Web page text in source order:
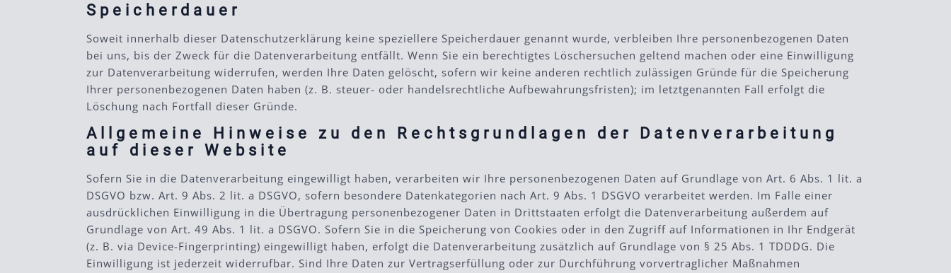
Speicherdauer
Soweit innerhalb dieser Datenschutzerklärung keine speziellere Speicherdauer genannt wurde, verbleiben Ihre personenbezogenen Daten
bei uns, bis der Zweck für die Datenverarbeitung entfällt. Wenn Sie ein berechtigtes Löschersuchen geltend machen oder eine Einwilligung
zur Datenverarbeitung widerrufen, werden Ihre Daten gelöscht, sofern wir keine anderen rechtlich zulässigen Gründe für die Speicherung
Ihrer personenbezogenen Daten haben (z. B. steuer- oder handelsrechtliche Aufbewahrungsfristen); im letztgenannten Fall erfolgt die
Löschung nach Fortfall dieser Gründe.
Allgemeine Hinweise zu den Rechtsgrundlagen der Datenverarbeitung
auf dieser Website
Sofern Sie in die Datenverarbeitung eingewilligt haben, verarbeiten wir Ihre personenbezogenen Daten auf Grundlage von Art. 6 Abs. 1 lit. a
DSGVO bzw. Art. 9 Abs. 2 lit. a DSGVO, sofern besondere Datenkategorien nach Art. 9 Abs. 1 DSGVO verarbeitet werden. Im Falle einer
ausdrücklichen Einwilligung in die Übertragung personenbezogener Daten in Drittstaaten erfolgt die Datenverarbeitung außerdem auf
Grundlage von Art. 49 Abs. 1 lit. a DSGVO. Sofern Sie in die Speicherung von Cookies oder in den Zugriff auf Informationen in Ihr Endgerät
(z. B. via Device-Fingerprinting) eingewilligt haben, erfolgt die Datenverarbeitung zusätzlich auf Grundlage von § 25 Abs. 1 TDDDG. Die
Einwilligung ist jederzeit widerrufbar. Sind Ihre Daten zur Vertragserfüllung oder zur Durchführung vorvertraglicher Maßnahmen